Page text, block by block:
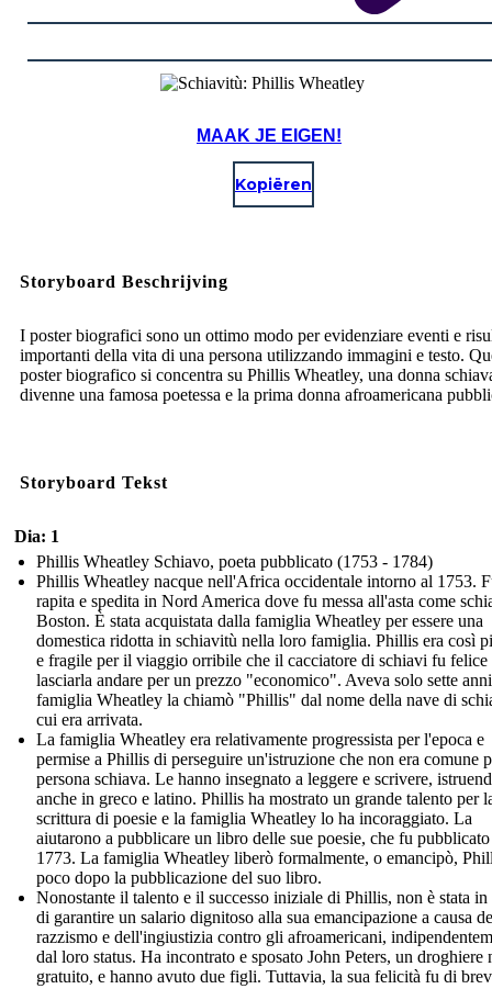
MAAK JE EIGEN!
Kopiëren
Storyboard Beschrijving
I poster biografici sono un ottimo modo per evidenziare eventi e
importanti della vita di una persona utilizzando immagini e testo.
poster biografico si concentra su Phillis Wheatley, una donna
divenne una famosa poetessa e la prima donna afroamericana
Storyboard Tekst
Dia: 1
Phillis Wheatley Schiavo, poeta pubblicato (1753 - 1784)
Phillis Wheatley nacque nell'Africa occidentale intorno al 1753.
rapita e spedita in Nord America dove fu messa all'asta come
Boston. È stata acquistata dalla famiglia Wheatley per essere una
domestica ridotta in schiavitù nella loro famiglia. Phillis era così
e fragile per il viaggio orribile che il cacciatore di schiavi fu felice
lasciarla andare per un prezzo "economico". Aveva solo sette
famiglia Wheatley la chiamò "Phillis" dal nome della nave di
cui era arrivata.
La famiglia Wheatley era relativamente progressista per l'epoca e
permise a Phillis di perseguire un'istruzione che non era comune
persona schiava. Le hanno insegnato a leggere e scrivere,
anche in greco e latino. Phillis ha mostrato un grande talento per
scrittura di poesie e la famiglia Wheatley lo ha incoraggiato. La
aiutarono a pubblicare un libro delle sue poesie, che fu
1773. La famiglia Wheatley liberò formalmente, o emancipò,
poco dopo la pubblicazione del suo libro.
Nonostante il talento e il successo iniziale di Phillis, non è stata in
di garantire un salario dignitoso alla sua emancipazione a causa
razzismo e dell'ingiustizia contro gli afroamericani,
dal loro status. Ha incontrato e sposato John Peters, un droghiere
gratuito, e hanno avuto due figli. Tuttavia, la sua felicità fu di